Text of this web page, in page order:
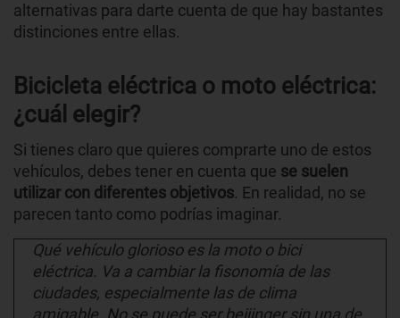
alternativas para darte cuenta de que hay bastantes
distinciones entre ellas.
Bicicleta eléctrica o moto eléctrica:
¿cuál elegir?
Si tienes claro que quieres comprarte uno de estos
vehículos, debes tener en cuenta que se suelen
utilizar con diferentes objetivos. En realidad, no se
parecen tanto como podrías imaginar.
Qué vehículo glorioso es la moto o bici
eléctrica. Va a cambiar la fisonomía de las
ciudades, especialmente las de clima